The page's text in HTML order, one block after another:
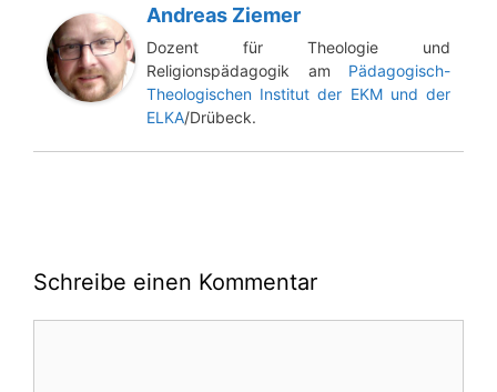
Andreas Ziemer
Dozent für Theologie und
Religionspädagogik am Pädagogisch-
Theologischen Institut der EKM und der
ELKA/Drübeck.
Schreibe einen Kommentar